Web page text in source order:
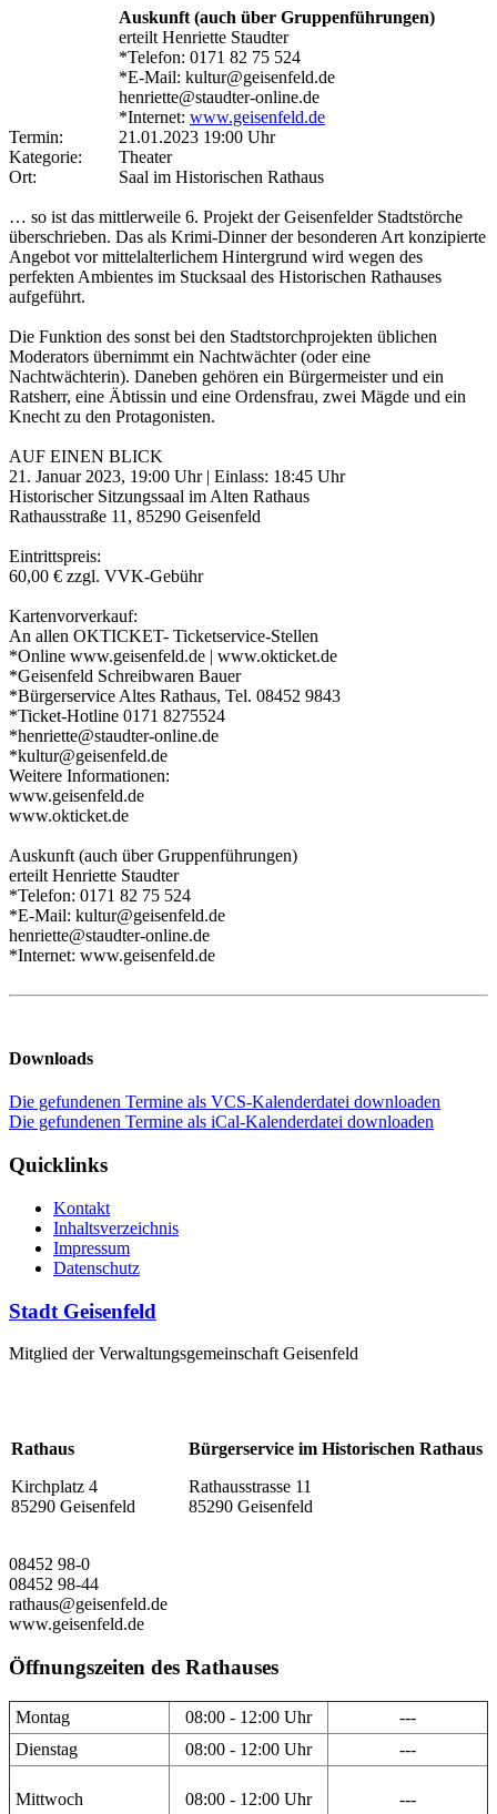
Auskunft (auch über Gruppenführungen)
erteilt Henriette Staudter
*Telefon: 0171 82 75 524
*E-Mail: kultur@geisenfeld.de
henriette@staudter-online.de
*Internet: www.geisenfeld.de
Termin:
21.01.2023 19:00 Uhr
Kategorie:
Theater
Ort:
Saal im Historischen Rathaus
… so ist das mittlerweile 6. Projekt der Geisenfelder Stadtstörche
überschrieben. Das als Krimi-Dinner der besonderen Art konzipierte
Angebot vor mittelalterlichem Hintergrund wird wegen des
perfekten Ambientes im Stucksaal des Historischen Rathauses
aufgeführt.
Die Funktion des sonst bei den Stadtstorchprojekten üblichen
Moderators übernimmt ein Nachtwächter (oder eine
Nachtwächterin). Daneben gehören ein Bürgermeister und ein
Ratsherr, eine Äbtissin und eine Ordensfrau, zwei Mägde und ein
Knecht zu den Protagonisten.
AUF EINEN BLICK
21. Januar 2023, 19:00 Uhr | Einlass: 18:45 Uhr
Historischer Sitzungssaal im Alten Rathaus
Rathausstraße 11, 85290 Geisenfeld
Eintrittspreis:
60,00 € zzgl. VVK-Gebühr
Kartenvorverkauf:
An allen OKTICKET- Ticketservice-Stellen
*Online www.geisenfeld.de | www.okticket.de
*Geisenfeld Schreibwaren Bauer
*Bürgerservice Altes Rathaus, Tel. 08452 9843
*Ticket-Hotline 0171 8275524
*henriette@staudter-online.de
*kultur@geisenfeld.de
Weitere Informationen:
www.geisenfeld.de
www.okticket.de
Auskunft (auch über Gruppenführungen)
erteilt Henriette Staudter
*Telefon: 0171 82 75 524
*E-Mail: kultur@geisenfeld.de
henriette@staudter-online.de
*Internet: www.geisenfeld.de
Downloads
Die gefundenen Termine als VCS-Kalenderdatei downloaden
Die gefundenen Termine als iCal-Kalenderdatei downloaden
Quicklinks
Kontakt
Inhaltsverzeichnis
Impressum
Datenschutz
Stadt Geisenfeld
Mitglied der Verwaltungsgemeinschaft Geisenfeld
Rathaus
Kirchplatz 4
85290 Geisenfeld
Bürgerservice im Historischen Rathaus
Rathausstrasse 11
85290 Geisenfeld
08452 98-0
08452 98-44
rathaus@geisenfeld.de
www.geisenfeld.de
Öffnungszeiten des Rathauses
Montag 08:00 - 12:00 Uhr
---
Dienstag
08:00 - 12:00 Uhr ---
Mittwoch 08:00 - 12:00 Uhr ---